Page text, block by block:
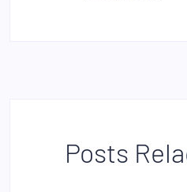
Posts